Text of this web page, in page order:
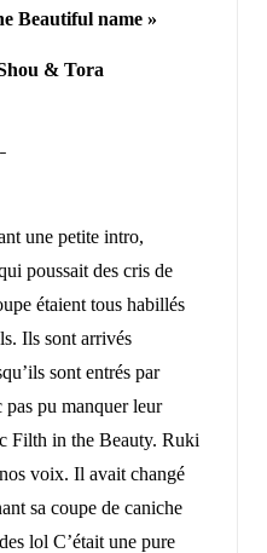
Beautiful name »
& Tora
une petite intro,
poussait des cris de
étaient tous habillés
Ils sont arrivés
sont entrés par
pas pu manquer leur
Filth in the Beauty. Ruki
voix. Il avait changé
sa coupe de caniche
lol C’était une pure